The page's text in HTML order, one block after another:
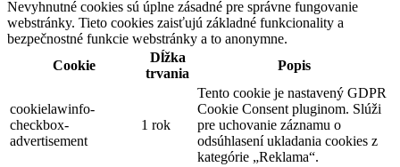
Nevyhnutné cookies sú úplne zásadné pre správne fungovanie
webstránky. Tieto cookies zaisťujú základné funkcionality a
bezpečnostné funkcie webstránky a to anonymne.
Cookie
Dĺžka
trvania
Popis
cookielawinfo-
checkbox-
advertisement
1 rok
Tento cookie je nastavený GDPR
Cookie Consent pluginom. Slúži
pre uchovanie záznamu o
odsúhlasení ukladania cookies z
kategórie „Reklama“.